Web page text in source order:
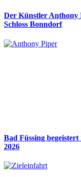
Der Künstler Anthony
Schloss Bonndorf
Bad Füssing
2026